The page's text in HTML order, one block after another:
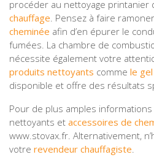
procéder au nettoyage printanier
chauffage. Pensez à faire
cheminée afin d’en épurer le
fumées. La chambre de
nécessite également votre
produits nettoyants comme le
disponible et offre des résultats
Pour de plus amples
nettoyants et accessoires de
www.stovax.fr. Alternativement,
votre revendeur chauffagiste.